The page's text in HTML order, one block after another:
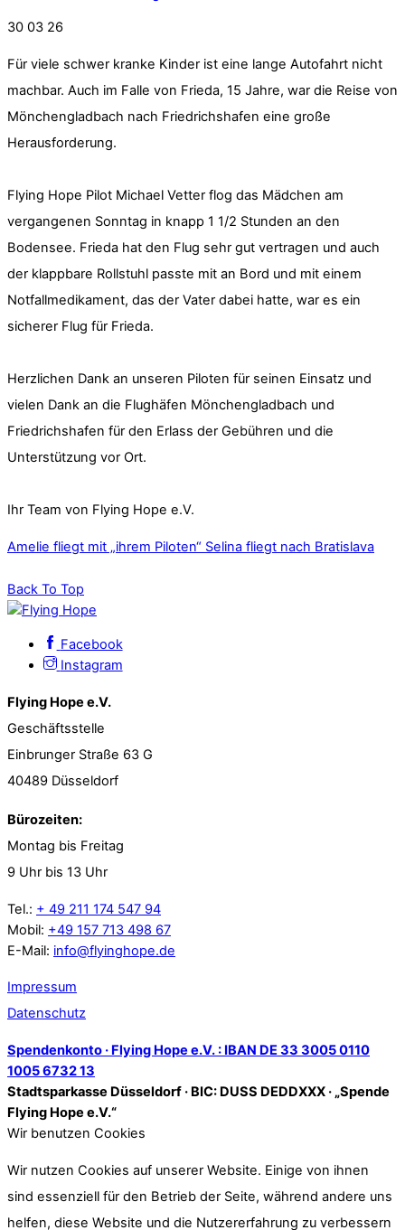
30 03 26
Für viele schwer kranke Kinder ist eine lange Autofahrt nicht
machbar. Auch im Falle von Frieda, 15 Jahre, war die Reise von
Mönchengladbach nach Friedrichshafen eine große
Herausforderung.
Flying Hope Pilot Michael Vetter flog das Mädchen am
vergangenen Sonntag in knapp 1 1/2 Stunden an den
Bodensee. Frieda hat den Flug sehr gut vertragen und auch
der klappbare Rollstuhl passte mit an Bord und mit einem
Notfallmedikament, das der Vater dabei hatte, war es ein
sicherer Flug für Frieda.
Herzlichen Dank an unseren Piloten für seinen Einsatz und
vielen Dank an die Flughäfen Mönchengladbach und
Friedrichshafen für den Erlass der Gebühren und die
Unterstützung vor Ort.
Ihr Team von Flying Hope e.V.
Amelie fliegt mit „ihrem Piloten“ Selina fliegt nach Bratislava
Back To Top
Facebook
Instagram
Flying Hope e.V.
Geschäftsstelle
Einbrunger Straße 63 G
40489 Düsseldorf
Bürozeiten:
Montag bis Freitag
9 Uhr bis 13 Uhr
Tel.: + 49 211 174 547 94
Mobil: +49 157 713 498 67
E-Mail: info@flyinghope.de
Impressum
Datenschutz
Spendenkonto · Flying Hope e.V. : IBAN DE 33 3005 0110
1005 6732 13
Stadtsparkasse Düsseldorf · BIC: DUSS DEDDXXX · „Spende
Flying Hope e.V.“
Wir benutzen Cookies
Wir nutzen Cookies auf unserer Website. Einige von ihnen
sind essenziell für den Betrieb der Seite, während andere uns
helfen, diese Website und die Nutzererfahrung zu verbessern